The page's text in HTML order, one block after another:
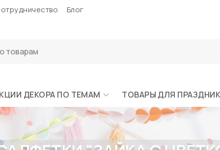
Блог
ДЕКОРА ПО ТЕМАМ ТОВАРЫ ДЛЯ